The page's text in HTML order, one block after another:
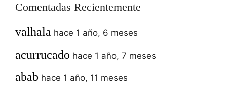
Comentadas Recientemente
valhala hace 1 año, 6 meses
acurrucado hace 1 año, 7 meses
abab hace 1 año, 11 meses